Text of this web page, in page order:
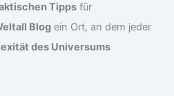
Tipps für
Blog ein Ort, an dem jeder
des Universums